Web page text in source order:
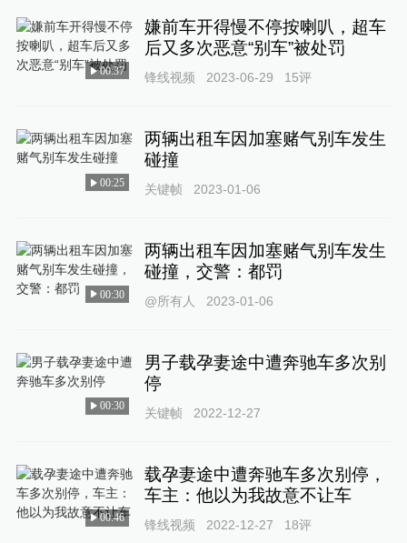
00:37
嫌前车开得慢不停按喇叭，超车
后又多次恶意“别车”被处罚
锋线视频 2023-06-29 15评
00:25
两辆出租车因加塞赌气别车发生
碰撞
关键帧 2023-01-06
00:30
两辆出租车因加塞赌气别车发生
碰撞，交警：都罚
@所有人 2023-01-06
00:30
男子载孕妻途中遭奔驰车多次别
停
关键帧 2022-12-27
00:46
载孕妻途中遭奔驰车多次别停，
车主：他以为我故意不让车
锋线视频 2022-12-27 18评